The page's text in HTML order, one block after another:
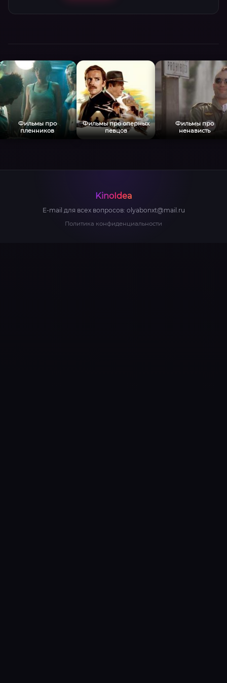
собственной судьбе. Лабиринты из стекла и
Фильмы про
пленников
Фильмы про оперных
певцов
Фильмы про
ненависть
KinoIdea
E-mail для всех вопросов: olyabonxt@mail.ru
Политика конфиденциальности